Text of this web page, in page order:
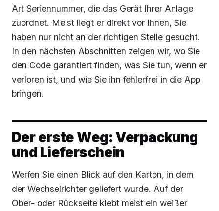
Art Seriennummer, die das Gerät Ihrer Anlage
zuordnet. Meist liegt er direkt vor Ihnen, Sie
haben nur nicht an der richtigen Stelle gesucht.
In den nächsten Abschnitten zeigen wir, wo Sie
den Code garantiert finden, was Sie tun, wenn er
verloren ist, und wie Sie ihn fehlerfrei in die App
bringen.
Der erste Weg: Verpackung
und Lieferschein
Werfen Sie einen Blick auf den Karton, in dem
der Wechselrichter geliefert wurde. Auf der
Ober- oder Rückseite klebt meist ein weißer